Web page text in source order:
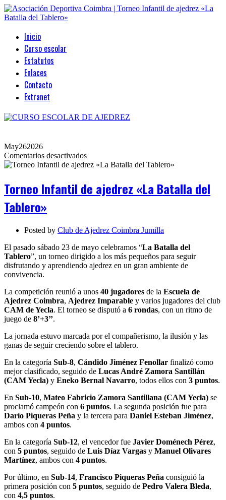
Inicio
Curso escolar
Estatutos
Enlaces
Contacto
Extranet
May262026
Comentarios desactivadosen
Torneo
ajedrez
Tablero»
Torneo Infantil de ajedrez «La Batalla del
Tablero»
Posted by Club de Ajedrez Coimbra Jumilla
El pasado sábado 23 de mayo celebramos “La Batalla del
Tablero”, un torneo dirigido a los más pequeños para seguir
disfrutando y aprendiendo ajedrez en un gran ambiente de
convivencia.
La competición reunió a unos 40 jugadores de la Escuela de
Ajedrez Coimbra, Ajedrez Imparable y varios jugadores del club
CAM de Yecla. El torneo se disputó a 6 rondas, con un ritmo de
juego de 8’+3’’.
La jornada estuvo marcada por el compañerismo, la ilusión y las
ganas de seguir creciendo sobre el tablero.
En la categoría Sub-8, Cándido Jiménez Fenollar finalizó como
mejor clasificado, seguido de Lucas André Zamora Santillán
(CAM Yecla) y Eneko Bernal Navarro, todos ellos con 3 puntos.
En Sub-10, Mateo Fabricio Zamora Santillana (CAM Yecla) se
proclamó campeón con 6 puntos. La segunda posición fue para
Darío Piqueras Peña y la tercera para Daniel Esteban Jiménez,
ambos con 4 puntos.
En la categoría Sub-12, el vencedor fue Javier Doménech Pérez,
con 5 puntos, seguido de Luis Díaz Vargas y Manuel Olivares
Martínez, ambos con 4 puntos.
Por último, en Sub-14, Francisco Piqueras Peña consiguió la
primera posición con 5 puntos, seguido de Pedro Valera Bleda,
con 4,5 puntos.